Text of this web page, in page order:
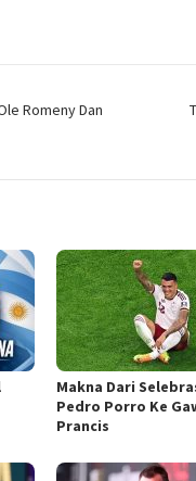
Romeny Dan
Makna Dari
Pedro Porro Ke
Prancis